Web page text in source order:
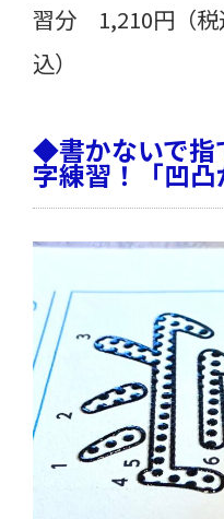
習分 1,210円（税
込）
◆書かないで指
字練習！「凹